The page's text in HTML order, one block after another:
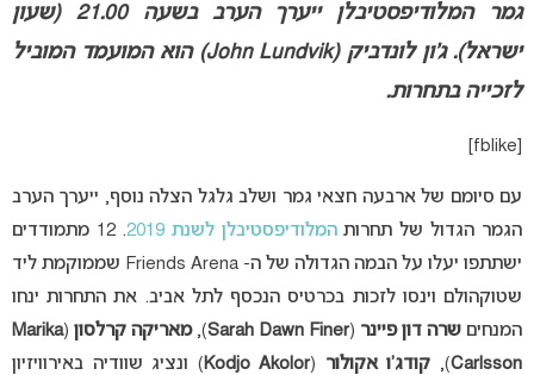
גמר המלודיפסטיבלן ייערך הערב בשעה 21.00 (שעון
ישראל). ג’ון לונדביק (John Lundvik) הוא המועמד המוביל
לזכייה בתחרות.
עם סיומם של ארבעה חצאי גמר ושלב גלגל הצלה נוסף, ייערך הערב
הגמר הגדול של תחרותהמלודיפסטיבלן לשנת 2019
. 12 מתמודדים
ישתתפו יעלו על הבמה הגדולה של ה- Friends Arena שממוקמת ליד
שטוקהולם וינסו לזכות בכרטיס הנכסף לתל אביב. את התחרות ינחו
המנחים שרה דון פיינר (
Sarah Dawn Finer
),מאריקה קרלסון (
Marika
Carlsson
), קודג’ו אקולור (
Kodjo Akolor) ונציג שוודיה באירוויזיון